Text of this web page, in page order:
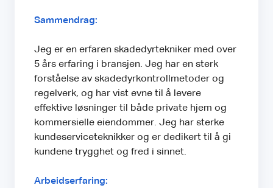
Sammendrag:
Jeg er en erfaren skadedyrtekniker med over
5 års erfaring i bransjen. Jeg har en sterk
forståelse av skadedyrkontrollmetoder og
regelverk, og har vist evne til å levere
effektive løsninger til både private hjem og
kommersielle eiendommer. Jeg har sterke
kundeserviceteknikker og er dedikert til å gi
kundene trygghet og fred i sinnet.
Arbeidserfaring: